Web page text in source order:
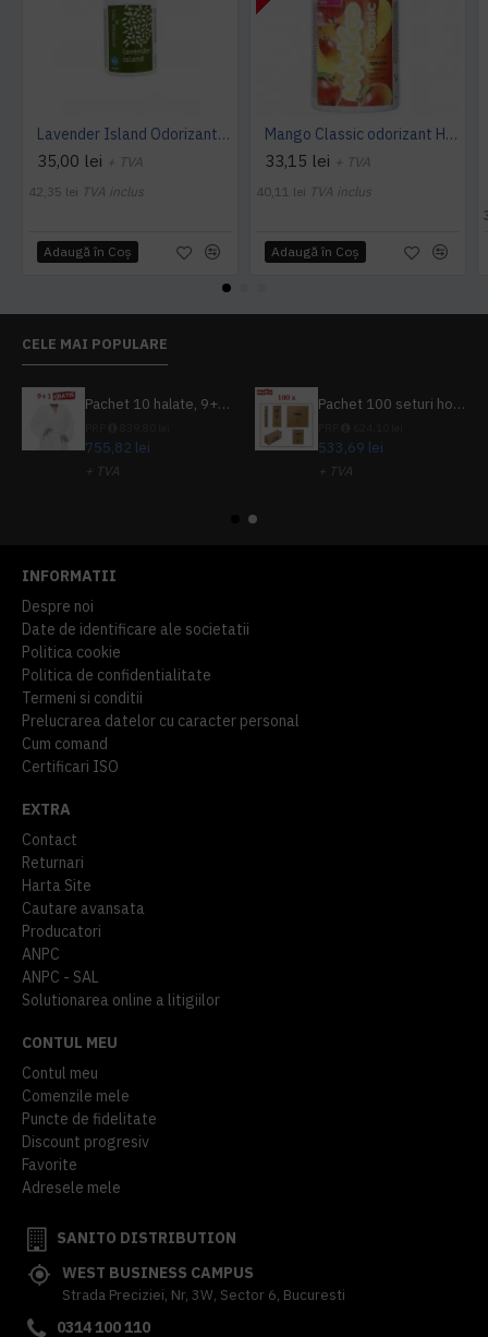
Lavender Island Odorizant Maxi 243ml Hygiene4You
35,00 lei + TVA
42,35 lei TVA inclus
Adaugă în Coş
Mango Classic odorizant Hygiene 4 You
33,15 lei + TVA
40,11 lei TVA inclus
Adaugă în Coş
CELE MAI POPULARE
Pachet 10 halate, 9+1 gratuit
755,82 lei
+ TVA
Pachet 100 seturi hoteliere, set dentar, set barbierit, casca de dus, pila unghii, set cusut
533,69 lei
+ TVA
INFORMATII
Despre noi
Date de identificare ale societatii
Politica cookie
Politica de confidentialitate
Termeni si conditii
Prelucrarea datelor cu caracter personal
Cum comand
Certificari ISO
EXTRA
Contact
Returnari
Harta Site
Cautare avansata
Producatori
ANPC
ANPC - SAL
Solutionarea online a litigiilor
CONTUL MEU
Contul meu
Comenzile mele
Puncte de fidelitate
Discount progresiv
Favorite
Adresele mele
SANITO DISTRIBUTION
WEST BUSINESS CAMPUS
Strada Preciziei, Nr, 3W, Sector 6, Bucuresti
0314 100 110